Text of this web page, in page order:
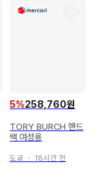
5%258,760원
TORY BURCH 핸드
백 여성용
도쿄 ・ 18시간 전